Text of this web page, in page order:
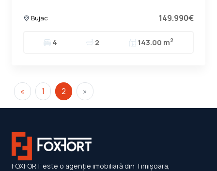
Bujac 149.990€
4 2 143.00 m2
« 1 2 »
FOXFORT este o agenție imobiliară din Timișoara,